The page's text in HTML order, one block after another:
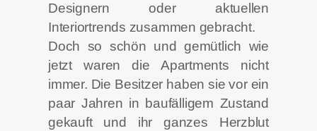
Designern oder aktuellen
Interiortrends zusammen gebracht.
Doch so schön und gemütlich wie
jetzt waren die Apartments nicht
immer. Die Besitzer haben sie vor ein
paar Jahren in baufälligem Zustand
gekauft und ihr ganzes Herzblut